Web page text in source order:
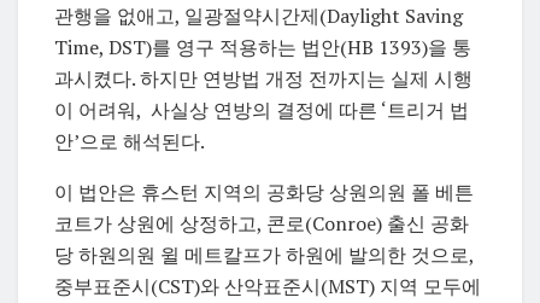
관행을 없애고, 일광절약시간제(Daylight Saving
Time, DST)를 영구 적용하는 법안(HB 1393)을 통
과시켰다. 하지만 연방법 개정 전까지는 실제 시행
이 어려워, 사실상 연방의 결정에 따른 ‘트리거 법
안’으로 해석된다.
이 법안은 휴스턴 지역의 공화당 상원의원 폴 베튼
코트가 상원에 상정하고, 콘로(Conroe) 출신 공화
당 하원의원 윌 메트칼프가 하원에 발의한 것으로,
중부표준시(CST)와 산악표준시(MST) 지역 모두에